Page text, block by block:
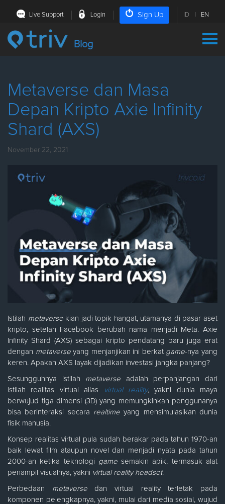
Live Support Login Sign Up ID EN
Blog
Metaverse dan Masa
Depan Kripto Axie Infinity
Shard (AXS)
November 22, 2021
Istilah metaverse kian jadi topik hangat, utamanya di pasar aset
kripto, setelah Facebook berubah nama menjadi Meta. Axie
Infinity Shard (AXS) sebagai kripto pendatang baru juga erat
dengan metaverseyang menjanjikan ini berkat game-nya yang
keren. Apakah AXS layak dijadikan investasi jangka panjang?
Sesungguhnya istilah metaverse adalah perpanjangan dari
istilah realitas virtual alias
virtual reality, yakni dunia maya
berwujud tiga dimensi (3D) yang memungkinkan penggunanya
bisa berinteraksi secara realtime yang mensimulasikan dunia
fisik manusia.
Konsep realitas virtual pula sudah berakar pada tahun 1970-an
baik lewat film ataupun novel dan menjadi nyata pada tahun
2000-an ketika teknologi gamesemakin apik, termasuk alat
penampil visualnya, yakni virtual reality headset.
Perbedaan metaversedan virtual reality terletak pada
komponen pelengkapnya, yakni, mulai dari media sosial, wujud